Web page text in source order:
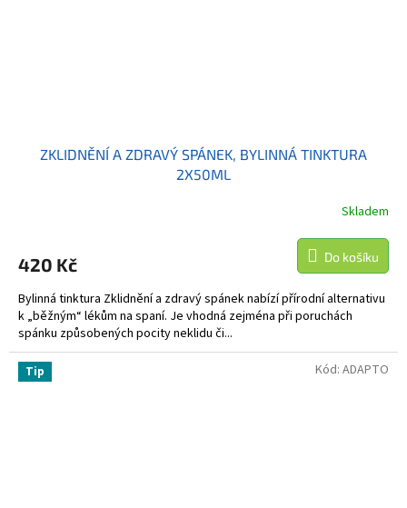
ZKLIDNĚNÍ A ZDRAVÝ SPÁNEK, BYLINNÁ TINKTURA
2X50ML
Skladem
420 Kč Do košíku
Bylinná tinktura Zklidnění a zdravý spánek nabízí přírodní alternativu
k „běžným“ lékům na spaní. Je vhodná zejména při poruchách
spánku způsobených pocity neklidu či...
Tip Kód: ADAPTO